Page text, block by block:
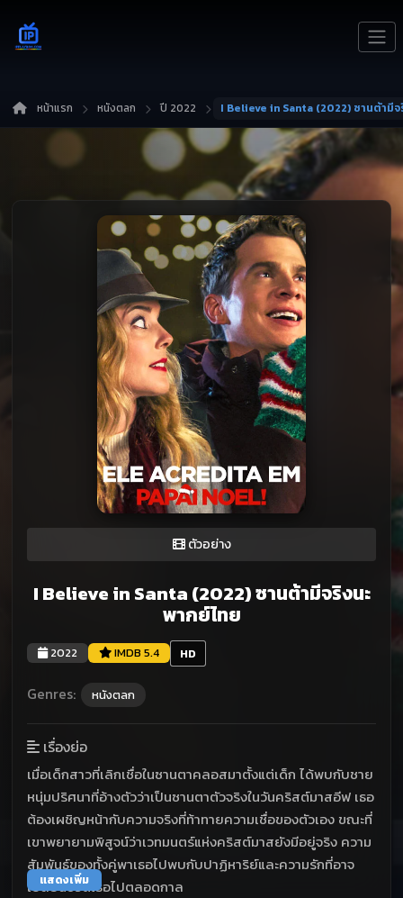
หน้าแรก หนังตลก ปี 2022
ตัวอย่าง
I Believe in Santa (2022) ซานต้ามีจริงนะ
พากย์ไทย
2022 IMDB 5.4 HD
Genres: หนังตลก
เรื่องย่อ
เมื่อเด็กสาวที่เลิกเชื่อในซานตาคลอสมาตั้งแต่เด็ก ได้พบกับชาย
หนุ่มปริศนาที่อ้างตัวว่าเป็นซานตาตัวจริงในวันคริสต์มาสอีฟ เธอ
ต้องเผชิญหน้ากับความจริงที่ท้าทายความเชื่อของตัวเอง ขณะที่
เขาพยายามพิสูจน์ว่าเวทมนตร์แห่งคริสต์มาสยังมีอยู่จริง ความ
สัมพันธ์ของทั้งคู่พาเธอไปพบกับปาฏิหาริย์และความรักที่อาจ
เปลี่ยนชีวิตเธอไปตลอดกาล
แสดงเพิ่ม